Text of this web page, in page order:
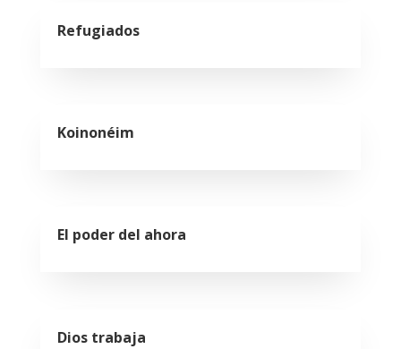
Refugiados
Koinonéim
El poder del ahora
Dios trabaja